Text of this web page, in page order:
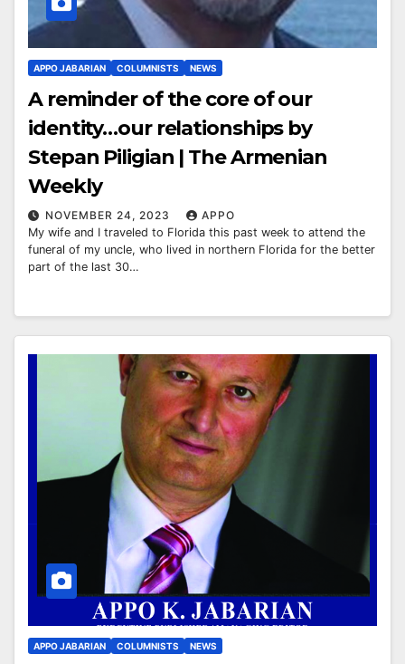
APPO JABARIAN COLUMNISTS NEWS
A reminder of the core of our
identity…our relationships by
Stepan Piligian | The Armenian
Weekly
NOVEMBER 24, 2023
APPO
My wife and I traveled to Florida this past week to attend the
funeral of my uncle, who lived in northern Florida for the better
part of the last 30…
APPO JABARIAN COLUMNISTS NEWS